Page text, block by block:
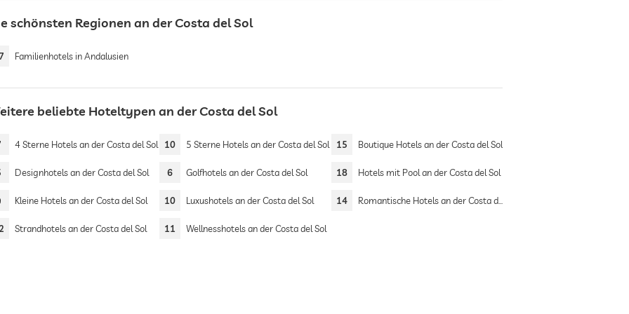
schönsten Regionen an der Costa del Sol
Familienhotels in Andalusien
beliebte Hoteltypen an der Costa del Sol
4 Sterne Hotels an der Costa del Sol 10 5 Sterne Hotels an der Costa del Sol 15 Boutique Hotels an der Costa del Sol
Designhotels an der Costa del Sol 6 Golfhotels an der Costa del Sol 18 Hotels mit Pool an der Costa del Sol
Kleine Hotels an der Costa del Sol 10 Luxushotels an der Costa del Sol 14 Romantische Hotels an der Costa del Sol
Strandhotels an der Costa del Sol 11 Wellnesshotels an der Costa del Sol